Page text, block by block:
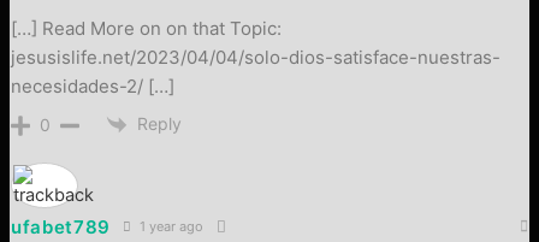
[…] Read More on on that Topic:
jesusislife.net/2023/04/04/solo-dios-satisface-nuestras-
necesidades-2/ […]
0 Reply
ufabet789 1 year ago